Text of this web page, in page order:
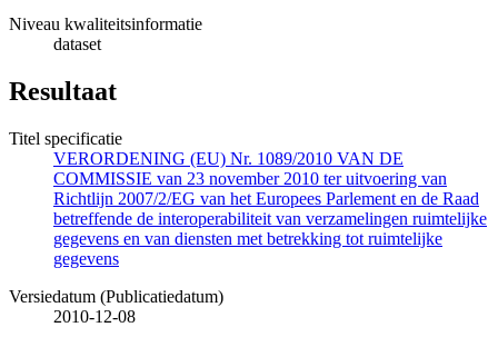
Niveau kwaliteitsinformatie
dataset
Resultaat
Titel specificatie
VERORDENING (EU) Nr. 1089/2010 VAN DE
COMMISSIE van 23 november 2010 ter uitvoering van
Richtlijn 2007/2/EG van het Europees Parlement en de Raad
betreffende de interoperabiliteit van verzamelingen ruimtelijke
gegevens en van diensten met betrekking tot ruimtelijke
gegevens
Versiedatum (Publicatiedatum)
2010-12-08